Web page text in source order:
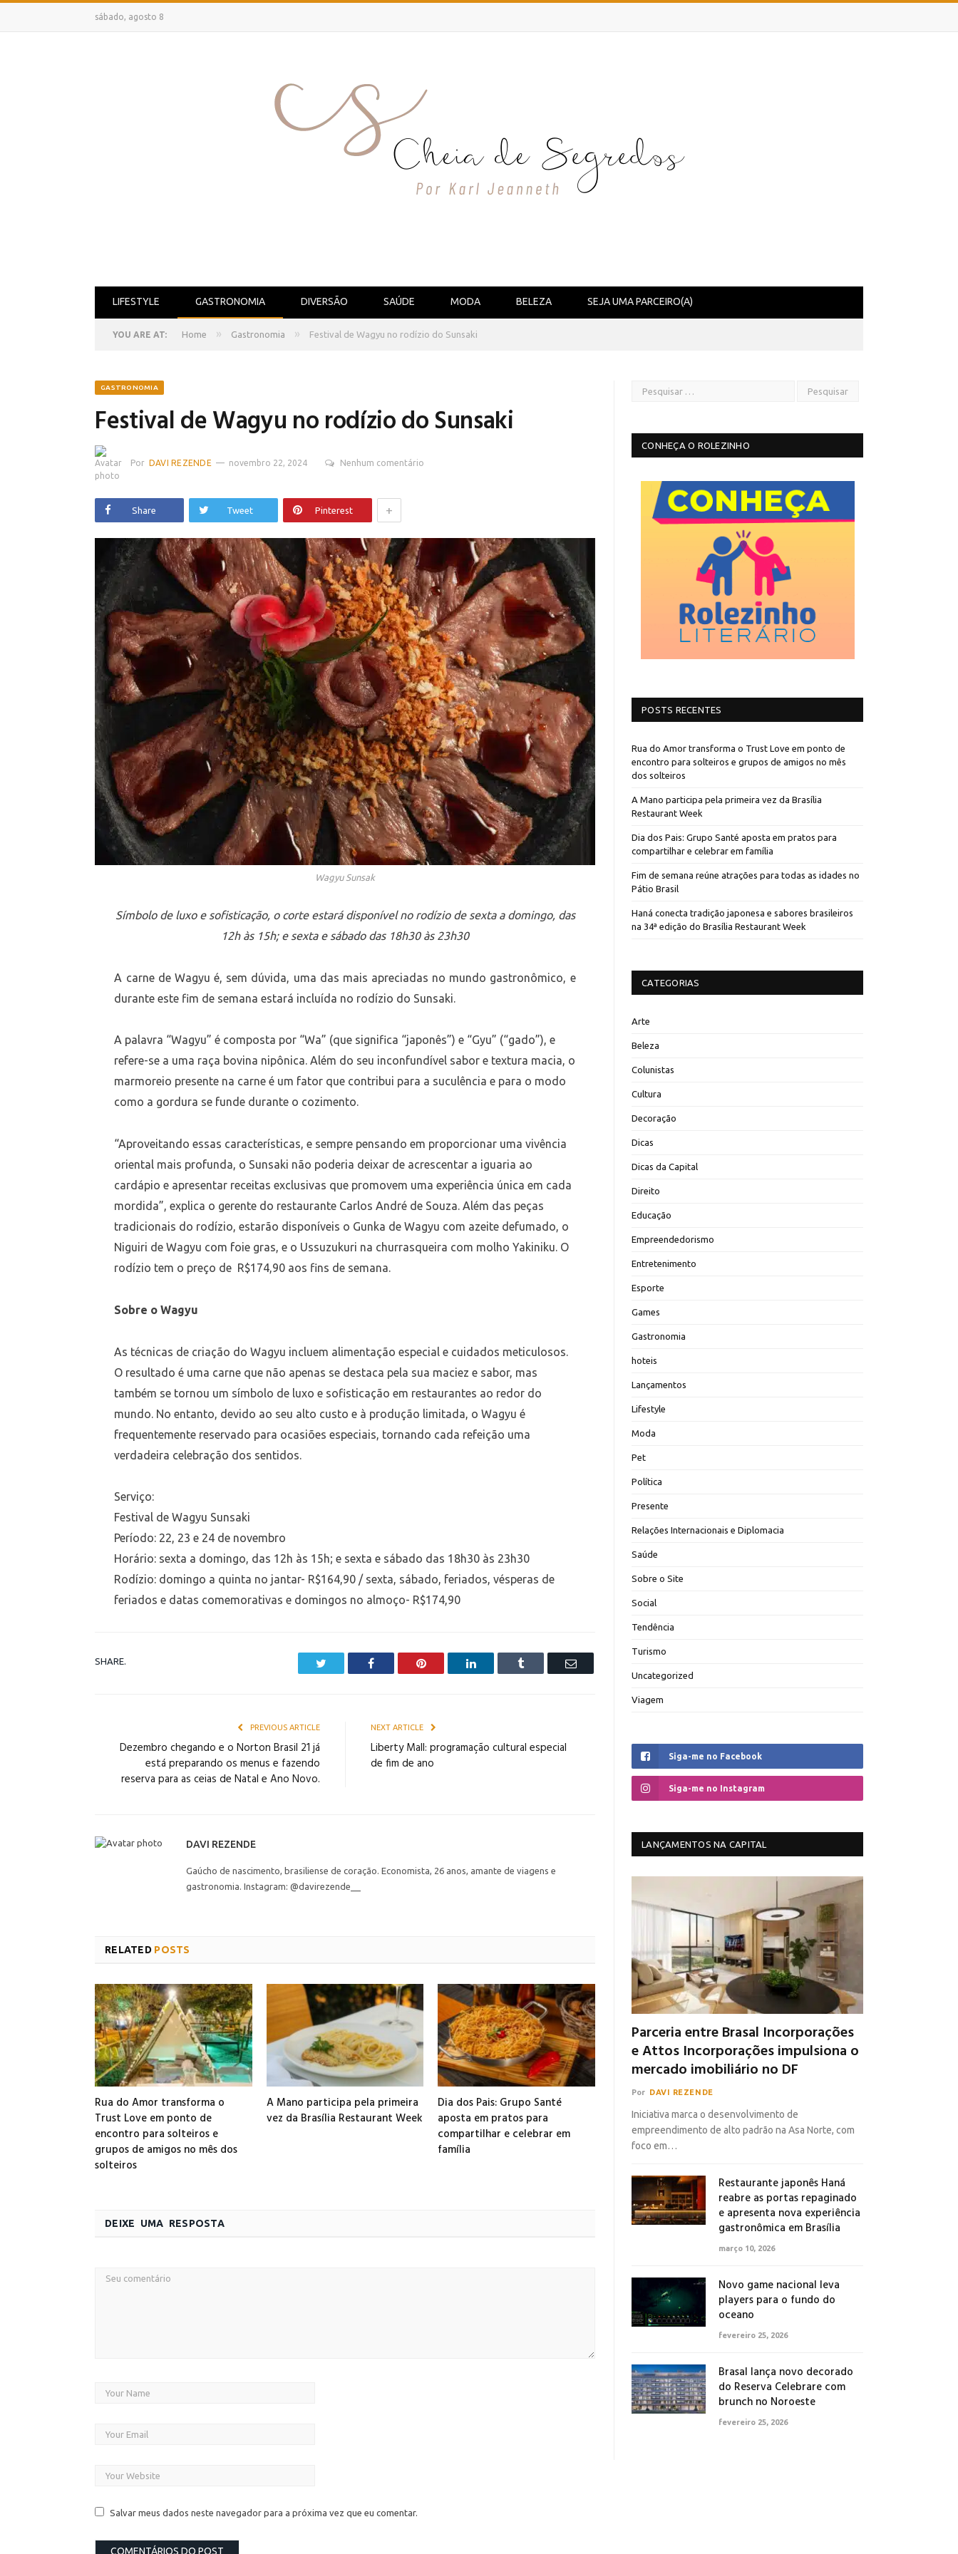
sábado, agosto 8
LIFESTYLE GASTRONOMIA DIVERSÃO SAÚDE MODA BELEZA SEJA UMA PARCEIRO(A)
YOU ARE AT: Home » Gastronomia » Festival de Wagyu no rodízio do Sunsaki
GASTRONOMIA
Festival de Wagyu no rodízio do Sunsaki
Por DAVI REZENDE novembro 22, 2024 Nenhum comentário
Share Tweet Pinterest +
Wagyu Sunsak
Símbolo de luxo e sofisticação, o corte estará disponível no rodízio de sexta a domingo, das
12h às 15h; e sexta e sábado das 18h30 às 23h30
A carne de Wagyu é, sem dúvida, uma das mais apreciadas no mundo gastronômico, e
durante este fim de semana estará incluída no rodízio do Sunsaki.
A palavra “Wagyu” é composta por “Wa” (que significa “japonês”) e “Gyu” (“gado”), e
refere-se a uma raça bovina nipônica. Além do seu inconfundível sabor e textura macia, o
marmoreio presente na carne é um fator que contribui para a suculência e para o modo
como a gordura se funde durante o cozimento.
“Aproveitando essas características, e sempre pensando em proporcionar uma vivência
oriental mais profunda, o Sunsaki não poderia deixar de acrescentar a iguaria ao
cardápio e apresentar receitas exclusivas que promovem uma experiência única em cada
mordida”, explica o gerente do restaurante Carlos André de Souza. Além das peças
tradicionais do rodízio, estarão disponíveis o Gunka de Wagyu com azeite defumado, o
Niguiri de Wagyu com foie gras, e o Ussuzukuri na churrasqueira com molho Yakiniku. O
rodízio tem o preço de R$174,90 aos fins de semana.
Sobre o Wagyu
As técnicas de criação do Wagyu incluem alimentação especial e cuidados meticulosos.
O resultado é uma carne que não apenas se destaca pela sua maciez e sabor, mas
também se tornou um símbolo de luxo e sofisticação em restaurantes ao redor do
mundo. No entanto, devido ao seu alto custo e à produção limitada, o Wagyu é
frequentemente reservado para ocasiões especiais, tornando cada refeição uma
verdadeira celebração dos sentidos.
Serviço:
Festival de Wagyu Sunsaki
Período: 22, 23 e 24 de novembro
Horário: sexta a domingo, das 12h às 15h; e sexta e sábado das 18h30 às 23h30
Rodízio: domingo a quinta no jantar- R$164,90 / sexta, sábado, feriados, vésperas de
feriados e datas comemorativas e domingos no almoço- R$174,90
SHARE. Facebook Pinterest LinkedIn Tumblr Email
PREVIOUS ARTICLE
Dezembro chegando e o Norton Brasil 21 já
está preparando os menus e fazendo
reserva para as ceias de Natal e Ano Novo.
NEXT ARTICLE
Liberty Mall: programação cultural especial
de fim de ano
DAVI REZENDE
Gaúcho de nascimento, brasiliense de coração. Economista, 26 anos, amante de viagens e
gastronomia. Instagram: @davirezende__
RELATED POSTS
Rua do Amor transforma o
Trust Love em ponto de
encontro para solteiros e
grupos de amigos no mês dos
solteiros
A Mano participa pela primeira
vez da Brasília Restaurant Week
Dia dos Pais: Grupo Santé
aposta em pratos para
compartilhar e celebrar em
família
DEIXE UMA RESPOSTA
Salvar meus dados neste navegador para a próxima vez que eu comentar.
CONHEÇA O ROLEZINHO
POSTS RECENTES
Rua do Amor transforma o Trust Love em ponto de
encontro para solteiros e grupos de amigos no mês
dos solteiros
A Mano participa pela primeira vez da Brasília
Restaurant Week
Dia dos Pais: Grupo Santé aposta em pratos para
compartilhar e celebrar em família
Fim de semana reúne atrações para todas as idades no
Pátio Brasil
Haná conecta tradição japonesa e sabores brasileiros
na 34ª edição do Brasília Restaurant Week
CATEGORIAS
Arte
Beleza
Colunistas
Cultura
Decoração
Dicas
Dicas da Capital
Direito
Educação
Empreendedorismo
Entretenimento
Esporte
Games
Gastronomia
hoteis
Lançamentos
Lifestyle
Moda
Pet
Política
Presente
Relações Internacionais e Diplomacia
Saúde
Sobre o Site
Social
Tendência
Turismo
Uncategorized
Viagem
Siga-me no Facebook
Siga-me no Instagram
LANÇAMENTOS NA CAPITAL
Parceria entre Brasal Incorporações
e Attos Incorporações impulsiona o
mercado imobiliário no DF
Por DAVI REZENDE
Iniciativa marca o desenvolvimento de
empreendimento de alto padrão na Asa Norte, com
foco em…
Restaurante japonês Haná
reabre as portas repaginado
e apresenta nova experiência
gastronômica em Brasília
março 10, 2026
Novo game nacional leva
players para o fundo do
oceano
fevereiro 25, 2026
Brasal lança novo decorado
do Reserva Celebrare com
brunch no Noroeste
fevereiro 25, 2026